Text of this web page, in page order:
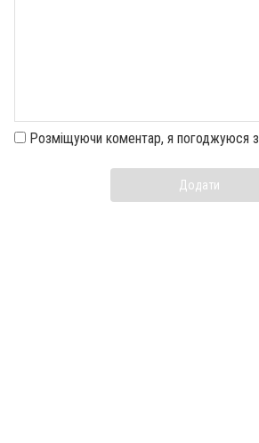
Розміщуючи коментар, я погоджуюся з
Додати